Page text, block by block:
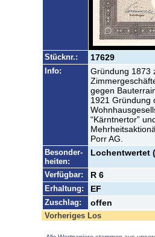
Stücknr.: 17629
Info:
Gründung 1873
gegen
1921 Gründung
“Kärntnertor”
Porr AG.
Besonder-
heiten:
Lochentwertet
Verfügbar: R 6
Erhaltung: EF
Zuschlag: offen
Vorheriges Los